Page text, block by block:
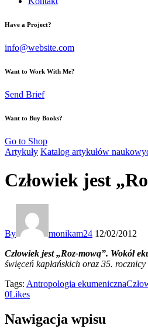
Have a Project?
info@website.com
Want to Work With Me?
Send Brief
Want to Buy Books?
Go to Shop
Artykuły Katalog artykułów
Człowiek jest
By monikam24 12/02/2012
Człowiek jest „Roz-mową”. Wokół
święceń kapłańskich oraz 35. rocznicy
Tags: Antropologia ekumeniczna
0Likes
Nawigacja wpisu